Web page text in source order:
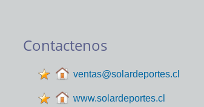
Contactenos
ventas@solardeportes.cl
www.solardeportes.cl